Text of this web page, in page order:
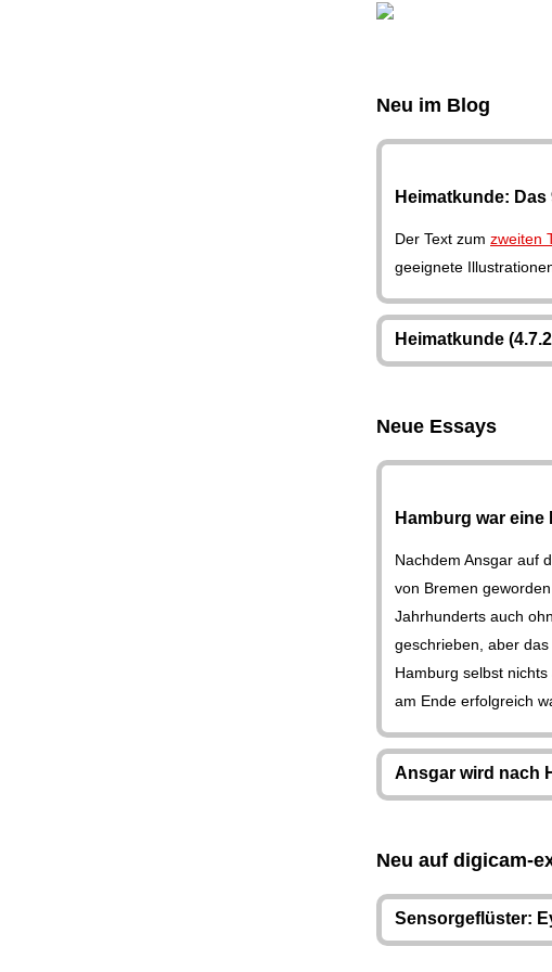
Neu im Blog
Heimatkunde:
Der Text zum zweiten
geeignete
Heimatkunde
Neue Essays
Hamburg war eine
Nachdem Ansgar auf
von Bremen
Jahrhunderts auch
geschrieben, aber
Hamburg selbst
am Ende erfolgreich
Ansgar wird nach
Neu auf digicam-
Sensorgeflüster: